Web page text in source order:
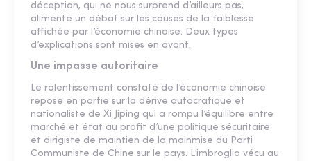
déception, qui ne nous surprend d’ailleurs pas,
alimente un débat sur les causes de la faiblesse
affichée par l’économie chinoise. Deux types
d’explications sont mises en avant.
Une impasse autoritaire
Le ralentissement constaté de l’économie chinoise
repose en partie sur la dérive autocratique et
nationaliste de Xi Jiping qui a rompu l’équilibre entre
marché et état au profit d’une politique sécuritaire
et dirigiste de maintien de la mainmise du Parti
Communiste de Chine sur le pays. L’imbroglio vécu au